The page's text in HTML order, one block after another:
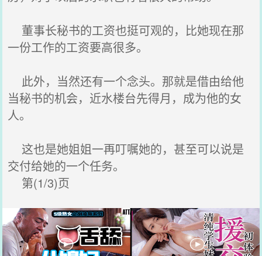
董事长秘书的工资也挺可观的，比她现在那
一份工作的工资要高很多。
此外，当然还有一个念头。那就是借由给他
当秘书的机会，近水楼台先得月，成为他的女
人。
这也是她姐姐一再叮嘱她的，甚至可以说是
交付给她的一个任务。
第(1/3)页